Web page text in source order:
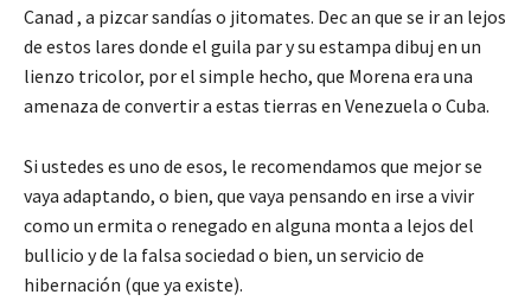
Canad , a pizcar sandías o jitomates. Dec an que se ir an lejos
de estos lares donde el guila par y su estampa dibuj en un
lienzo tricolor, por el simple hecho, que Morena era una
amenaza de convertir a estas tierras en Venezuela o Cuba.
Si ustedes es uno de esos, le recomendamos que mejor se
vaya adaptando, o bien, que vaya pensando en irse a vivir
como un ermita o renegado en alguna monta a lejos del
bullicio y de la falsa sociedad o bien, un servicio de
hibernación (que ya existe).